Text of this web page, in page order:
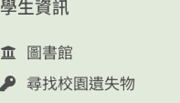
學生資訊
圖書館
尋找校園遺失物